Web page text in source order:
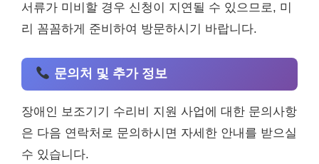
서류가 미비할 경우 신청이 지연될 수 있으므로, 미
리 꼼꼼하게 준비하여 방문하시기 바랍니다.
문의처 및 추가 정보
장애인 보조기기 수리비 지원 사업에 대한 문의사항
은 다음 연락처로 문의하시면 자세한 안내를 받으실
수 있습니다.